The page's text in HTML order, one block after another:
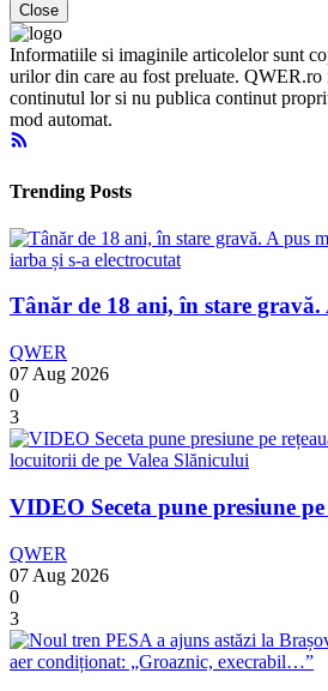
Close
Informatiile si imaginile articolelor sunt
urilor din care au fost preluate. QWER.ro
continutul lor si nu publica continut
mod automat.
Trending Posts
Tânăr de 18 ani, în stare gravă.
QWER
07 Aug 2026
0
3
VIDEO Seceta pune presiune
QWER
07 Aug 2026
0
3